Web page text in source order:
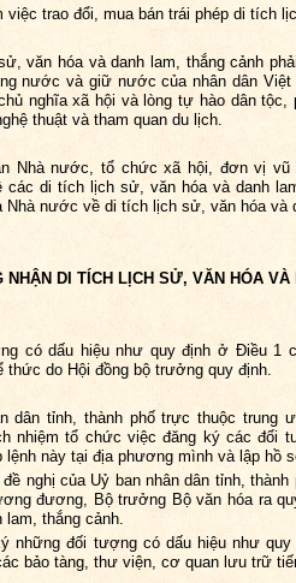
việc trao đổi, mua bán trái phép di tích
văn hóa và danh lam, thắng cảnh
nước và giữ nước của nhân dân Việt
nghĩa xã hội và lòng tự hào dân tộc,
thuật và tham quan du lịch.
Nhà nước, tổ chức xã hội, đơn vị vũ
các di tích lịch sử, văn hóa và danh
Nhà nước về di tích lịch sử, văn hóa và
NHẬN DI TÍCH LỊCH SỬ, VĂN HÓA VÀ
có dấu hiệu như quy định ở Điều 1
thức do Hội đồng bộ trưởng quy định.
dân tỉnh, thành phố trực thuộc trung
nhiệm tổ chức việc đăng ký các đối
lệnh này tại địa phương mình và lập hồ
nghị của Uỷ ban nhân dân tỉnh,
đương, Bộ trưởng Bộ văn hóa ra
thắng cảnh.
những đối tượng có dấu hiệu như
bảo tàng, thư viện, cơ quan lưu trữ